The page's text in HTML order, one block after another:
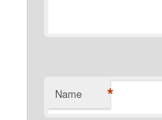
Name *